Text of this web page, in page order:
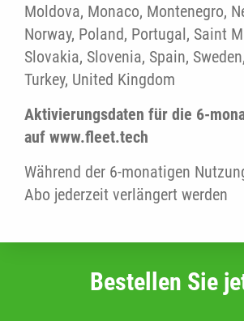
Moldova, Monaco, Montenegro,
Norway, Poland, Portugal, Saint
Slovakia, Slovenia, Spain,
Turkey, United Kingdom
Aktivierungsdaten für die 6-
auf www.fleet.tech
Während der 6-monatigen
Abo jederzeit verlängert werden
Bestellen Sie